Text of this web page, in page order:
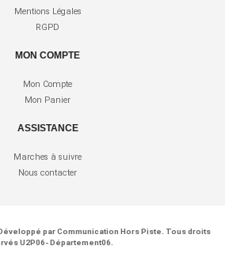
Mentions Légales
RGPD
MON COMPTE
Mon Compte
Mon Panier
ASSISTANCE
Marches à suivre
Nous contacter
Développé parCommunication Hors Piste . Tous droits
U2P06- Département06.